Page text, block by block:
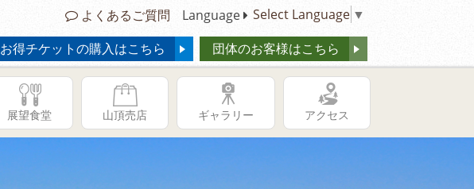
Select Language ▼
Language
よくあるご質問
お得チケットの購入はこちら
団体のお客様はこちら
展望食堂 山頂売店 ギャラリー アクセス